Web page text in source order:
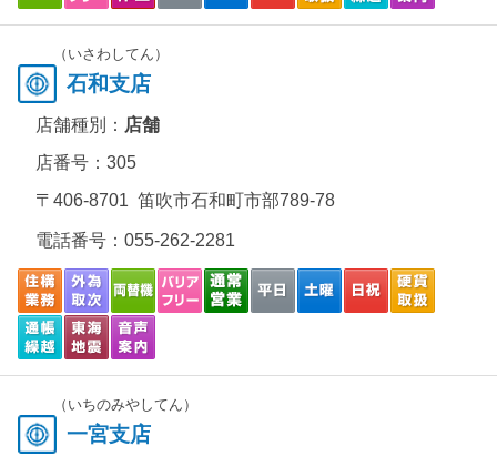
（いさわしてん）
石和支店
店舗種別： 店舗
店番号：305
〒406-8701 笛吹市石和町市部789-78
電話番号： 055-262-2281
（いちのみやしてん）
一宮支店